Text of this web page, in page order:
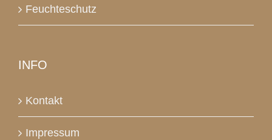
Feuchteschutz
INFO
Kontakt
Impressum